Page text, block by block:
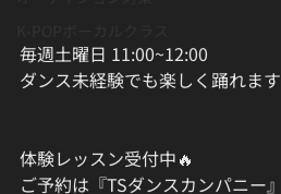
毎週土曜日 11:00~12:00
ダンス未経験でも楽しく踊れます
体験レッスン受付中🔥
ご予約は『TSダンスカンパニー』